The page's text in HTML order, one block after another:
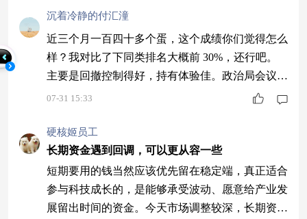
沉着冷静的付汇潼
近三个月一百四十多个蛋，这个成绩你们觉得怎么
样？我对比了下同类排名大概前 30%，还行吧。
主要是回撤控制得好，持有体验佳。政治局会议后
货币宽松预期升温，接下来应该还有空间$国泰信
07-31 15:33
硬核姬员工
长期资金遇到回调，可以更从容一些
短期要用的钱当然应该优先留在稳定端，真正适合
参与科技成长的，是能够承受波动、愿意给产业发
展留出时间的资金。今天市场调整较深，长期资金